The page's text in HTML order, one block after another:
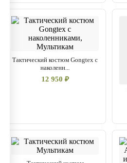
Тактический костюм Gongtex с
наколенн...
12 950 ₽